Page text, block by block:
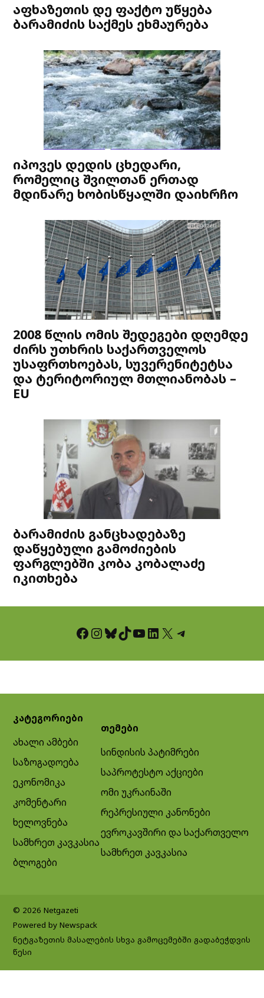
აფხაზეთის დე ფაქტო უწყება
ბარამიძის საქმეს ეხმაურება
იპოვეს დედის ცხედარი,
რომელიც შვილთან ერთად
მდინარე ხობისწყალში დაიხრჩო
2008 წლის ომის შედეგები დღემდე
ძირს უთხრის საქართველოს
უსაფრთხოებას, სუვერენიტეტსა
და ტერიტორიულ მთლიანობას –
EU
ბარამიძის განცხადებაზე
დაწყებული გამოძიების
ფარგლებში კობა კობალაძე
იკითხება
Facebook InstagramBluesky TikTok YouTube LinkedIn X Telegram
კატეგორიები
ახალი ამბები
საზოგადოება
ეკონომიკა
კომენტარი
ხელოვნება
სამხრეთ კავკასია
ბლოგები
თემები
სინდისის პატიმრები
საპროტესტო აქციები
ომი უკრაინაში
რეპრესიული კანონები
ევროკავშირი და საქართველო
სამხრეთ კავკასია
© 2026 Netgazeti
Powered by Newspack
ნეტგაზეთის მასალების სხვა გამოცემებში გადაბეჭდვის
წესი